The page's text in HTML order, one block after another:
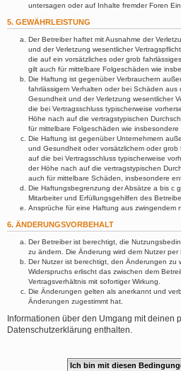
untersagen oder auf Inhalte fremder Foren
5. GEWÄHRLEISTUNG
Der Betreiber haftet mit Ausnahme der
und der Verletzung wesentlicher
die auf ein vorsätzliches oder grob
gilt auch für mittelbare Folgeschäden wie
Die Haftung ist gegenüber Verbrauchern
fahrlässigem Verhalten oder bei Schäden
Gesundheit und der Verletzung wesentlicher
die bei Vertragsschluss typischerweise
Höhe nach auf die vertragstypischen
für mittelbare Folgeschäden wie insbesondere
Die Haftung ist gegenüber Unternehmern
und Gesundheit oder vorsätzlichem oder
auf die bei Vertragsschluss typischerweise
der Höhe nach auf die vertragstypischen
auch für mittelbare Schäden, insbesondere
Die Haftungsbegrenzung der Absätze a bis c
Mitarbeiter und Erfüllungsgehilfen des
Ansprüche für eine Haftung aus zwingendem
6. ÄNDERUNGSVORBEHALT
Der Betreiber ist berechtigt, die
zu ändern. Die Änderung wird dem Nutzer per
Der Nutzer ist berechtigt, den Änderungen zu
Widerspruchs erlischt das zwischen dem
Vertragsverhältnis mit sofortiger Wirkung.
Die Änderungen gelten als anerkannt und
Änderungen zugestimmt hat.
Informationen über den Umgang mit deinen
Datenschutzerklärung enthalten.